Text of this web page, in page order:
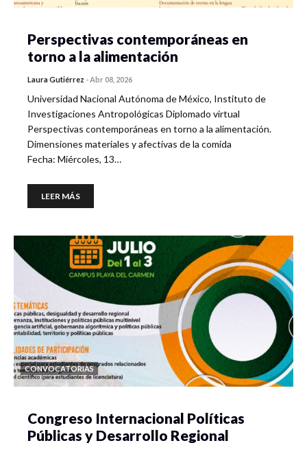
Perspectivas contemporáneas en
torno a la alimentación
Laura Gutiérrez -Abr 08, 2026
Universidad Nacional Autónoma de México, Instituto de
Investigaciones Antropológicas Diplomado virtual
Perspectivas contemporáneas en torno a la alimentación.
Dimensiones materiales y afectivas de la comida
Fecha: Miércoles, 13…
LEER MÁS
CONVOCATORIAS
Congreso Internacional Políticas
Públicas y Desarrollo Regional